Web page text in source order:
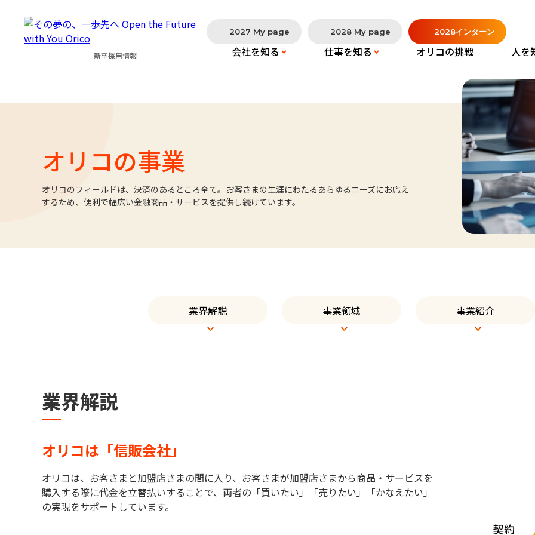
新卒採用情報 会社を知る 仕事を知る オリコの挑戦 人を
2027 My page 2028 My page 2028インターン
オリコの事業
オリコのフィールドは、決済のあるところ全て。お客さまの生涯にわたるあらゆるニーズにお応え
するため、便利で幅広い金融商品・サービスを提供し続けています。
業界解説 事業領域 事業紹介
業界解説
オリコは「信販会社」
オリコは、お客さまと加盟店さまの間に入り、お客さまが加盟店さまから商品・サービスを
購入する際に代金を立替払いすることで、両者の「買いたい」「売りたい」「かなえたい」
の実現をサポートしています。